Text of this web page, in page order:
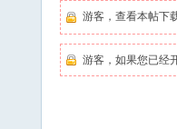
游客，查看本帖下
游客，如果您已经